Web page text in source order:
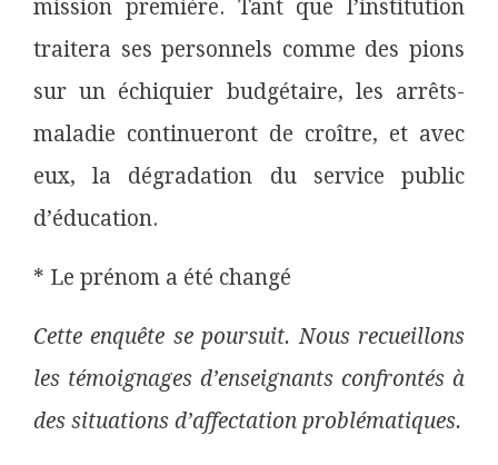
mission première. Tant que l’institution
traitera ses personnels comme des pions
sur un échiquier budgétaire, les arrêts-
maladie continueront de croître, et avec
eux, la dégradation du service public
d’éducation.
* Le prénom a été changé
Cette enquête se poursuit. Nous recueillons
les témoignages d’enseignants confrontés à
des situations d’affectation problématiques.